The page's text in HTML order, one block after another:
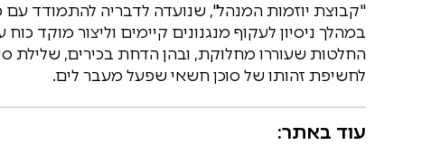
במהלך ניסיון לעקוף מנגנונים קיימים וליצור מוקד
החלטות שעוררו מחלוקת, ובהן הדחת בכירים, שלילת
לחשיפת זהותו של סוכן חשאי שפעל מעבר לים.
עוד באתר: